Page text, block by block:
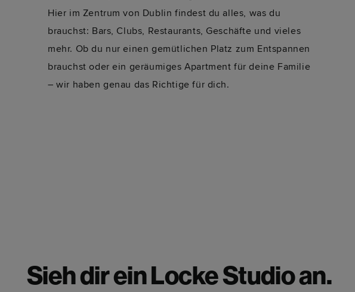
Hier im Zentrum von Dublin findest du alles, was du
brauchst: Bars, Clubs, Restaurants, Geschäfte und vieles
mehr. Ob du nur einen gemütlichen Platz zum Entspannen
brauchst oder ein geräumiges Apartment für deine Familie
– wir haben genau das Richtige für dich.
Sieh dir ein Locke Studio an.